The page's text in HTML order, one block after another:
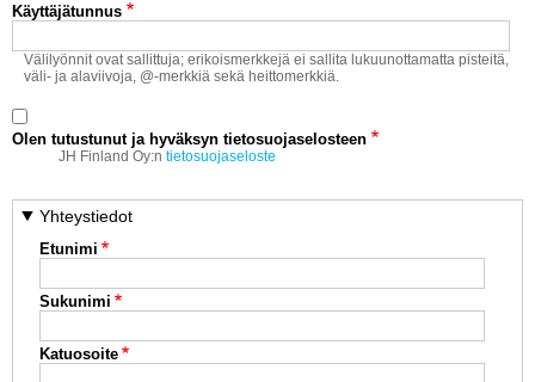
LUE DIGILEHDET
ASIAKASPALVELU JA
MEDIATIEDOT
YHTEYSTIEDOT
Käyttäjätunnus
Välilyönnit ovat sallittuja; erikoismerkkejä ei sallita lukuunottamatta pisteitä,
väli- ja alaviivoja, @-merkkiä sekä heittomerkkiä.
Olen tutustunut ja hyväksyn tietosuojaselosteen
JH Finland Oy:ntietosuojaseloste
Yhteystiedot
Etunimi
Sukunimi
Katuosoite